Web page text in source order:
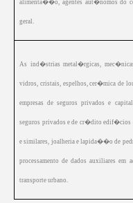
alimenta��o, agentes aut�nomos do
geral.
As ind�strias metal�rgicas,
vidros, cristais, espelhos, cer�mica de
empresas de seguros privados e
seguros privados e de cr�dito edif�cios
e similares, joalheria e lapida��o de
processamento de dados auxiliares
transporte urbano.